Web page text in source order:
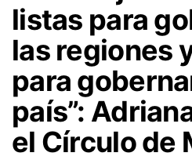
listas para
las regiones
para
país”:
el Círculo de